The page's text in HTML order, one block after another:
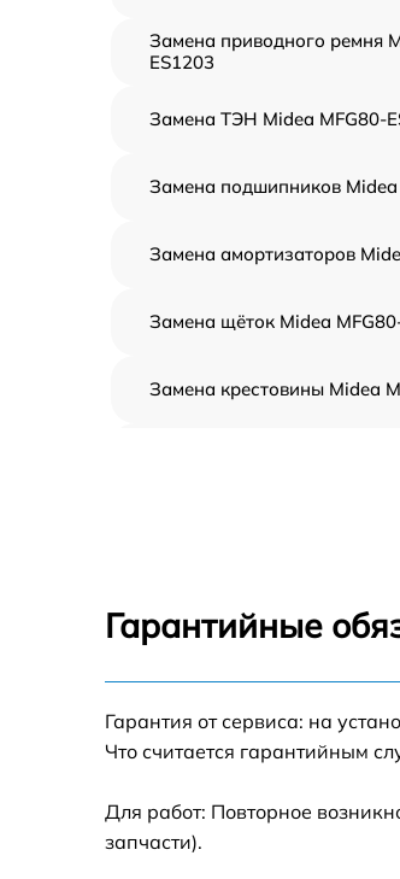
Замена приводного ремня
ES1203
Замена ТЭН Midea MFG80-
Замена подшипников Midea
Замена амортизаторов
Замена щёток Midea
Замена крестовины Midea
Замена УБЛ Midea MFG80-
MFG80-ES1203
Замена сливного шланга
Гарантийные
Гарантия от сервиса: на
Что считается гарантийным
Для работ: Повторное
запчасти).